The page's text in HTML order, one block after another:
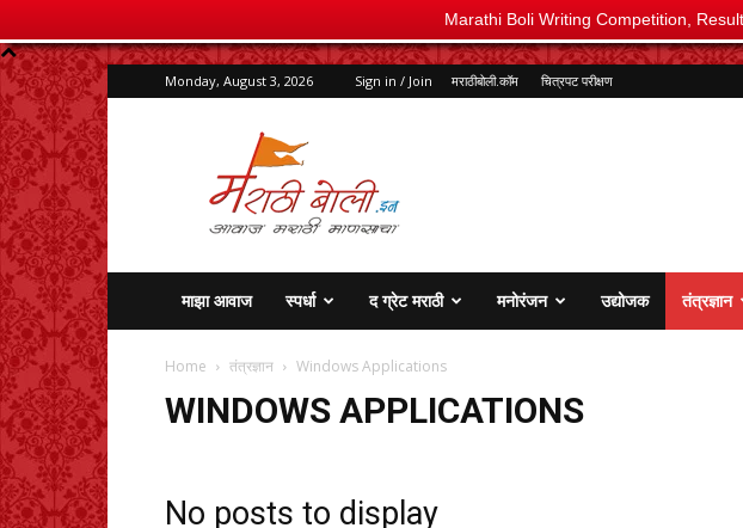
Marathi Boli Writing Competition,
Monday, August 3, 2026 Sign in / Join मराठीबोली.कॉम चित्रपट परीक्षण
marathiboli.in
माझा आवाज स्पर्धा द ग्रेट मराठी मनोरंजन उद्योजक तंत्रज्ञान
Home तंत्रज्ञान Windows Applications
WINDOWS APPLICATIONS
No posts to display